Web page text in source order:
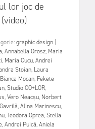
lor joc de
graphic design
,Annabella Orosz, Maria
, Maria Cucu,Andrei
Stoian, Laura
Bianca Mocan, Fekete
,Studio CO+LOR,
,Vero Neacşu, Norbert
,Alina Marinescu,
,Teodora Oprea,Stella
,Andrei Puică,Aniela